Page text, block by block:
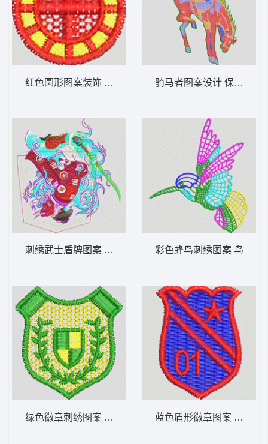
红色圆形图案装饰 男装 章仔
刺绣武士盾牌图案 口袋
绿色徽章刺绣图案 男装 章仔
骑马者图案设计 保罗 骑马
彩色蜂鸟刺绣图案 鸟
蓝色盾形徽章图案 男装 章